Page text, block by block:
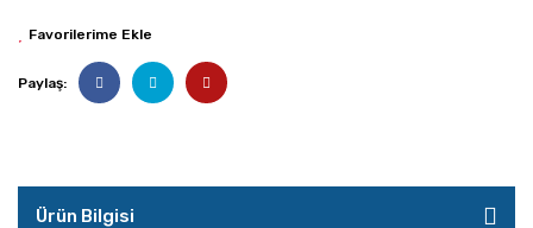
Paylaş:
Ürün Bilgisi